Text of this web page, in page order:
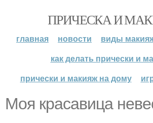
ПРИЧЕСКА И
главная новости
виды
как делать прически и
прически и макияж на дому
Моя красавица